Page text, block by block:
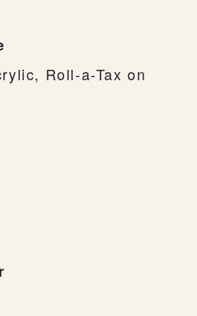
Roll-a-Tax on